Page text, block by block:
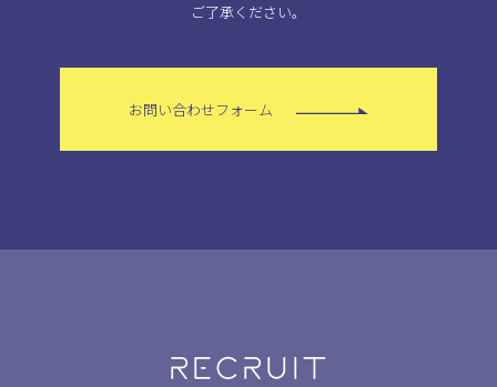
ご了承ください。
お問い合わせフォーム
RECRUIT